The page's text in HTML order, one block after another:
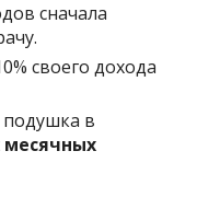
сначала
своего дохода
подушка в
месячных